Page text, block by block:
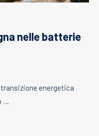
nelle batterie
energetica
…